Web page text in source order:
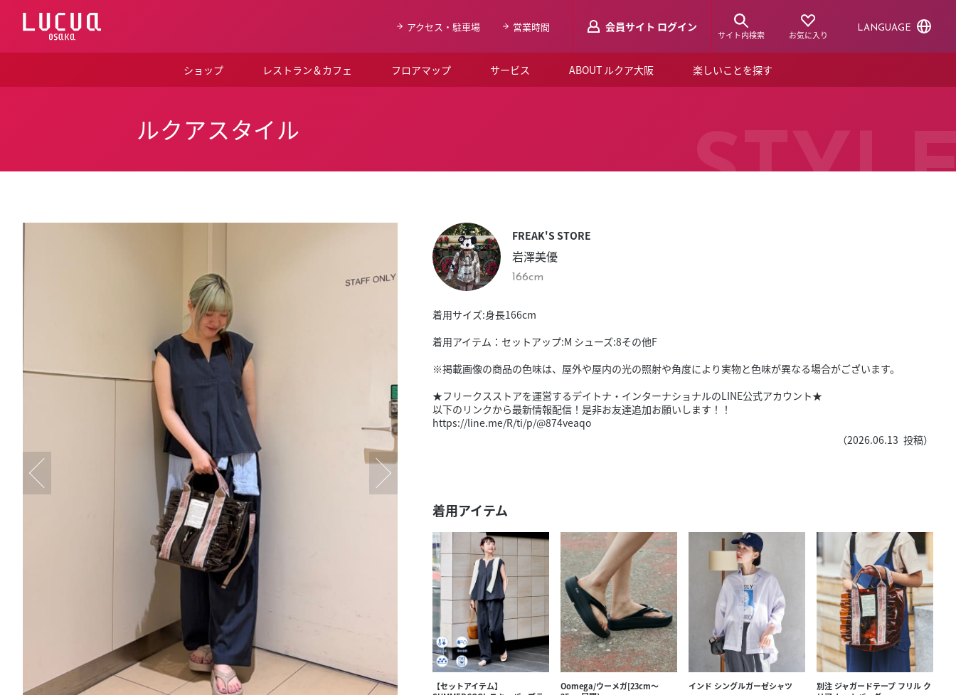
ス
アクセス・駐車場 営業時間 会員サイト ログイン
サイト内検索 お気に入り
LANGUAGE
ショップ レストラン＆カフェ フロアマップ サービス ABOUT ルクア大阪
SNSアカウント一覧
LUCUAブライダルクラブ
方）
楽しいことを探す
ショップニュース
ルクアスタイル
ルクアスタイル
FREAK'S STORE
岩澤美優
166cm
着用サイズ:身長166cm
着用アイテム：セットアップ:M シューズ:8その他F
※掲載画像の商品の色味は、屋外や屋内の光の照射や角度により実物と色味が異なる場合がございます。
★フリークスストアを運営するデイトナ・インターナショナルのLINE公式アカウント★
以下のリンクから最新情報配信！是非お友達追加お願いします！！
https://line.me/R/ti/p/@874veaqo
（2026.06.13 投稿）
着用アイテム
【セットアイテム】
Oomega/ウーメガ[23cm～
インド シングルガーゼシャツ
別注 ジャガードテープ フリル ク